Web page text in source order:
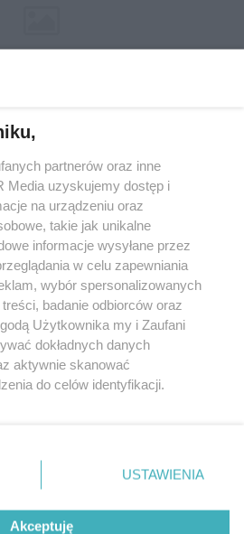
serwisie nie może być powielany i
w jakikolwiek sposób (w
na jakimkolwiek polu
włącznie z umieszczaniem w
właściciela praw. Jakiekolwiek użycie lub
lub w części z naruszeniem prawa,
zabronione pod groźbą kary i może być
Grupa ZPR Media
partnerów oraz inne
Media uzyskujemy dostęp i
na urządzeniu oraz
takie jak unikalne
informacje wysyłane przez
w celu zapewniania
wybór spersonalizowanych
badanie odbiorców oraz
Użytkownika my i Zaufani
dokładnych danych
aktywnie skanować
do celów identyfikacji.
przycisk ustawień prywatności
dolnym rogu strony
nie wymagają zgody
prawo sprzeciwić się takiemu
USTAWIENIA
Akceptuję